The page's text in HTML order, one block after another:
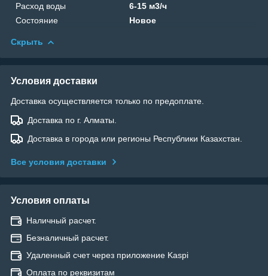
Расход воды
6-15 м3/ч
Состояние
Новое
Скрыть
Условия доставки
Доставка осуществляется только по предоплате.
Доставка по г. Алматы.
Доставка в города или регионы Республики Казахстан.
Все условия доставки
Условия оплаты
Наличный расчет.
Безналичный расчет.
Удаленный счет через приложение Kaspi
Оплата по реквизитам